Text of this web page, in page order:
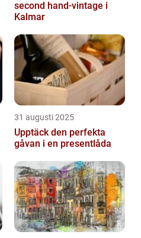
second hand-vintage i
Kalmar
31 augusti 2025
Upptäck den perfekta
gåvan i en presentlåda